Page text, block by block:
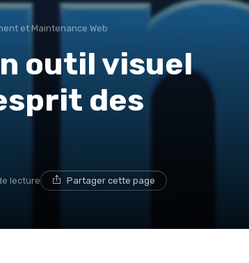
et Maintenance Web
outil visuel
des
lecture Partager cette page